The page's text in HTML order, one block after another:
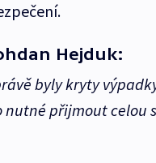
Hejduk:
byly kryty
přijmout celou